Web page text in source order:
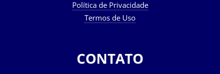
Política de Privacidade
Termos de Uso
CONTATO